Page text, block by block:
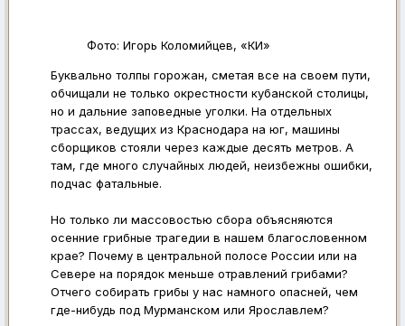
Фото: Игорь Коломийцев, «КИ»
Буквально толпы горожан, сметая все на своем пути,
обчищали не только окрестности кубанской столицы,
но и дальние заповедные уголки. На отдельных
трассах, ведущих из Краснодара на юг, машины
сборщиков стояли через каждые десять метров. А
там, где много случайных людей, неизбежны ошибки,
подчас фатальные.
Но только ли массовостью сбора объясняются
осенние грибные трагедии в нашем благословенном
крае? Почему в центральной полосе России или на
Севере на порядок меньше отравлений грибами?
Отчего собирать грибы у нас намного опасней, чем
где-нибудь под Мурманском или Ярославлем?